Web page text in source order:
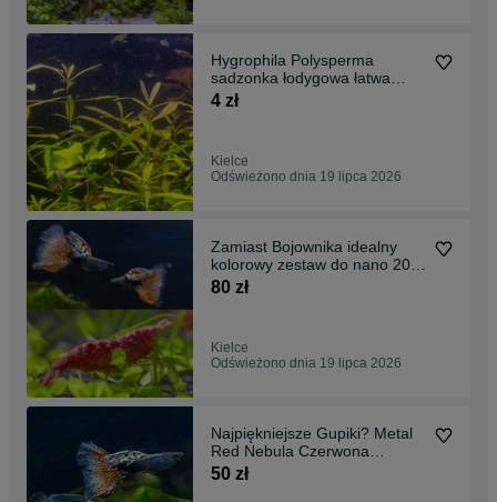
Hygrophila Polysperma
sadzonka łodygowa łatwa
wysoka roślina
4 zł
Kielce
Odświeżono dnia 19 lipca 2026
Zamiast Bojownika idealny
kolorowy zestaw do nano 20l
Metal Nebula/Red
80 zł
Kielce
Odświeżono dnia 19 lipca 2026
Najpiękniejsze Gupiki? Metal
Red Nebula Czerwona
Mgławica para 2 m-ce
50 zł